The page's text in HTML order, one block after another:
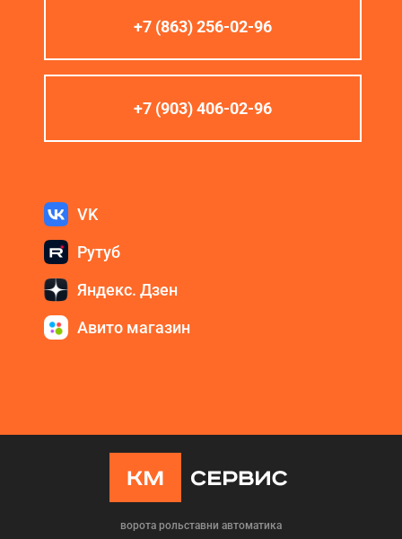
+7 (863) 256-02-96
+7 (903) 406-02-96
VK
Рутуб
Яндекс. Дзен
Авито магазин
ворота рольставни автоматика